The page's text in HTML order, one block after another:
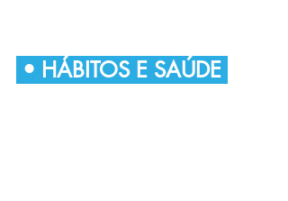
• HÁBITOS E SAÚDE